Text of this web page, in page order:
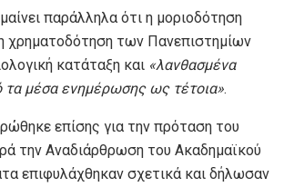
παράλληλα ότι η μοριοδότηση
χρηματοδότηση των Πανεπιστημίων
κατάταξη και «λανθασμένα
μέσα ενημέρωσης ως τέτοια».
επίσης για την πρόταση του
την Αναδιάρθρωση του Ακαδημαϊκού
επιφυλάχθηκαν σχετικά και δήλωσαν